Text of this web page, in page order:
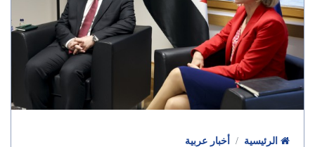
أخبار عربية